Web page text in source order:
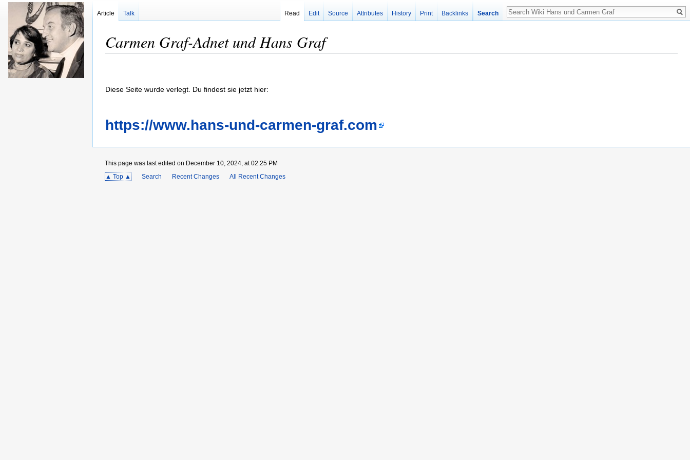
Carmen Graf-Adnet und Hans Graf
Diese Seite wurde verlegt. Du findest sie jetzt hier:
https://www.hans-und-carmen-graf.com
This page was last edited on December 10, 2024, at 02:25 PM
▲ Top ▲
Search Recent Changes All Recent Changes
Article Talk Read Edit Source Attributes History Print Backlinks Search